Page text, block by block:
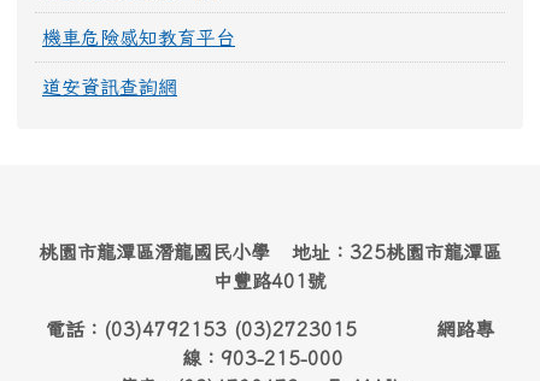
機車危險感知教育平台
道安資訊查詢網
桃園市龍潭區潛龍國民小學 地址：325桃園市龍潭區
中豐路401號
電話：(03)4792153 (03)2723015 網路專
線：903-215-000